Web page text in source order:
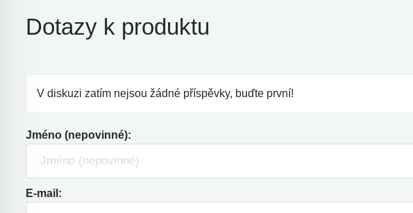
Dotazy k produktu
V diskuzi zatím nejsou žádné příspěvky, buďte první!
Jméno (nepovinné):
E-mail: